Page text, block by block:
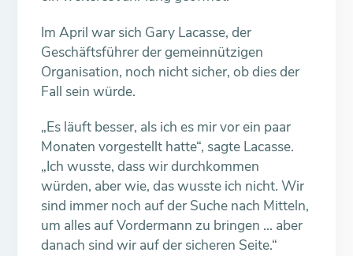
Im April war sich Gary Lacasse, der
Geschäftsführer der gemeinnützigen
Organisation, noch nicht sicher, ob dies der
Fall sein würde.
„Es läuft besser, als ich es mir vor ein paar
Monaten vorgestellt hatte“, sagte Lacasse.
„Ich wusste, dass wir durchkommen
würden, aber wie, das wusste ich nicht. Wir
sind immer noch auf der Suche nach Mitteln,
um alles auf Vordermann zu bringen … aber
danach sind wir auf der sicheren Seite.“